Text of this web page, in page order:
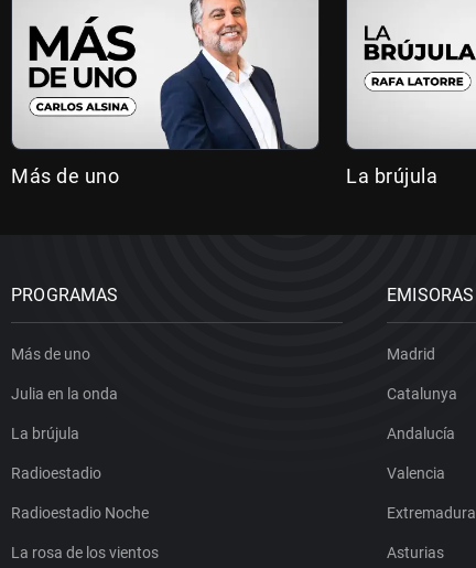
Más de uno La brújula
PROGRAMAS
Más de uno
Julia en la onda
La brújula
Radioestadio
Radioestadio Noche
La rosa de los vientos
EMISORAS
Madrid
Catalunya
Andalucía
Valencia
Extremadura
Asturias